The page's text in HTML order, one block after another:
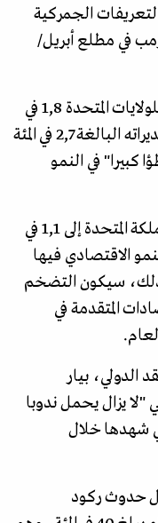
الجمركية
في مطلع أبريل/
يتوقع الصندوق حاليا أن يبلغ النمو للولايات المتحدة 1,8 في
المئة للسنة الجارية، بانخفاض عن تقديراته البالغة 2,7 في المئة
كبيرا" في النمو
وخفض الصندوق توقعات النمو للمملكة المتحدة إلى 1,1 في
الاقتصادي فيها
ذلك، سيكون التضخم
المتقدمة في
الدولي، بيار
"لا يزال يحمل ندوبا
شهدها خلال
حدوث ركود